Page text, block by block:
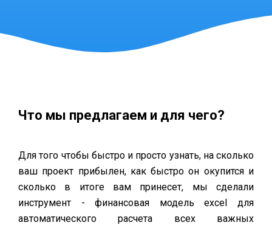
Что мы предлагаем и для чего?
Для того чтобы быстро и просто узнать, на сколько
ваш проект прибылен, как быстро он окупится и
сколько в итоге вам принесет, мы сделали
инструмент - финансовая модель excel для
автоматического расчета всех важных